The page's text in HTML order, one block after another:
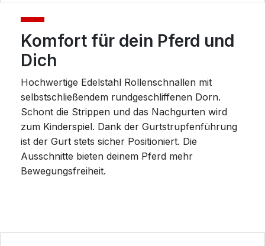
Komfort für dein Pferd und
Dich
Hochwertige Edelstahl Rollenschnallen mit
selbstschließendem rundgeschliffenen Dorn.
Schont die Strippen und das Nachgurten wird
zum Kinderspiel. Dank der Gurtstrupfenführung
ist der Gurt stets sicher Positioniert. Die
Ausschnitte bieten deinem Pferd mehr
Bewegungsfreiheit.